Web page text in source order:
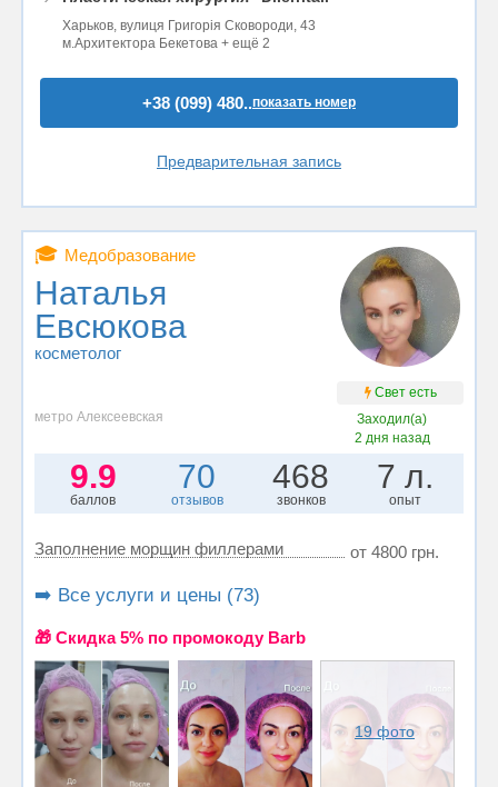
Харьков, вулиця Григорія Сковороди, 43
м.Архитектора Бекетова + ещё 2
+38 (099) 480..показать номер
Предварительная запись
🎓 Медобразование
Наталья
Евсюкова
косметолог
Свет есть
метро Алексеевская
Заходил(а)
2 дня назад
9.9
баллов
70
отзывов
468
звонков
7 л.
опыт
Заполнение морщин филлерами от 4800 грн.
➡️ Все услуги и цены (73)
🎁 Cкидка 5% по промокоду Barb
19 фото